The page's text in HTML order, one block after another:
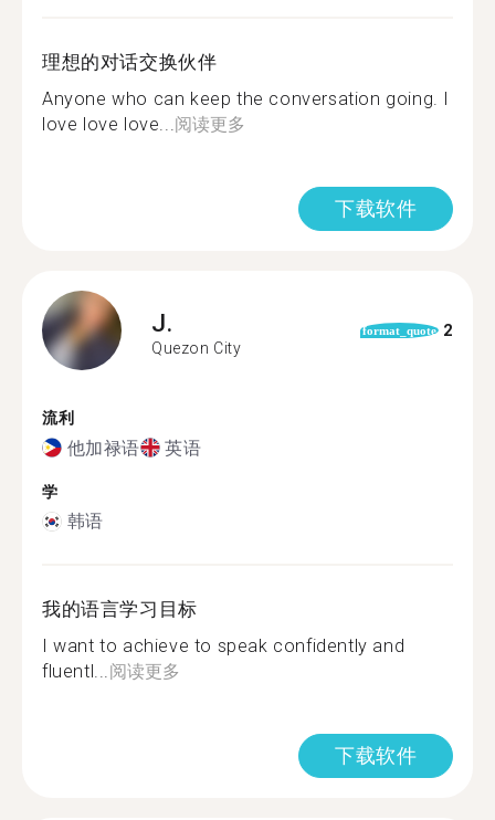
理想的对话交换伙伴
Anyone who can keep the conversation going. I
love love love...阅读更多
下载软件
J.
Quezon City
format_quote 2
流利
他加禄语 英语
学
韩语
我的语言学习目标
I want to achieve to speak confidently and
fluentl...阅读更多
下载软件